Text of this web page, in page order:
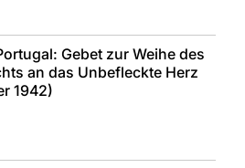
Gebet zur Weihe des
an das Unbefleckte Herz
1942)